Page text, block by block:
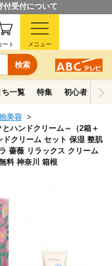
付受付について
検索
ート メニュー
ち一覧 特集 初心者ガイド
美容
ハンドクリーム～（2箱＋
クリーム セット 保湿 整肌
薔薇 リラックス クリーム
料 神奈川 箱根